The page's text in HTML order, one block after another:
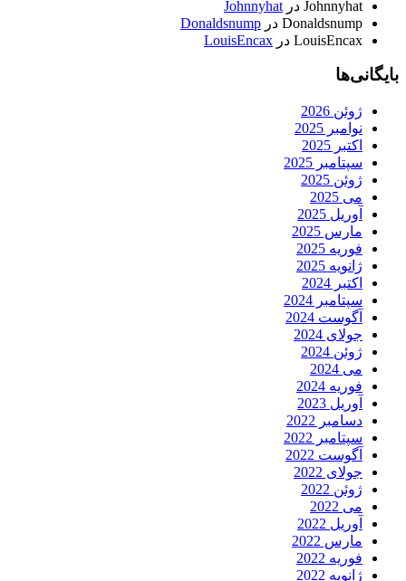
Johnnyhat در Johnnyhat
Donaldsnump در Donaldsnump
LouisEncax در LouisEncax
بایگانی‌ها
ژوئن 2026
نوامبر 2025
اکتبر 2025
سپتامبر 2025
ژوئن 2025
می 2025
آوریل 2025
مارس 2025
فوریه 2025
ژانویه 2025
اکتبر 2024
سپتامبر 2024
آگوست 2024
جولای 2024
ژوئن 2024
می 2024
فوریه 2024
آوریل 2023
دسامبر 2022
سپتامبر 2022
آگوست 2022
جولای 2022
ژوئن 2022
می 2022
آوریل 2022
مارس 2022
فوریه 2022
ژانویه 2022